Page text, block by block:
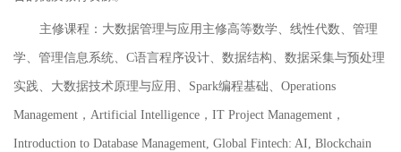
主修课程：大数据管理与应用主修高等数学、线性代数、管理
学、管理信息系统、C语言程序设计、数据结构、数据采集与预处理
实践、大数据技术原理与应用、Spark编程基础、Operations
Management，Artificial Intelligence，IT Project Management，
Introduction to Database Management, Global Fintech: AI, Blockchain